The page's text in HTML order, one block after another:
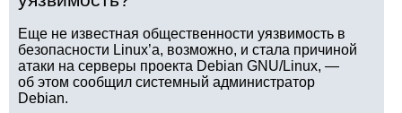
Еще не известная общественности уязвимость в
безопасности Linux’а, возможно, и стала причиной
атаки на серверы проекта Debian GNU/Linux, —
об этом сообщил системный администратор
Debian.